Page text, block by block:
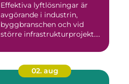
Effektiva lyftlösningar är
avgörande i industrin,
byggbranschen och vid
större infrastrukturprojekt....
02. aug